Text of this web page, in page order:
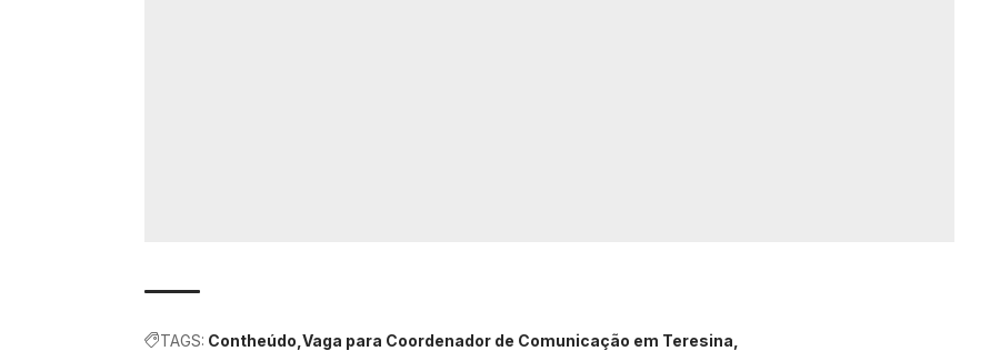
TAGS: Contheúdo Vaga para Coordenador de Comunicação em Teresina